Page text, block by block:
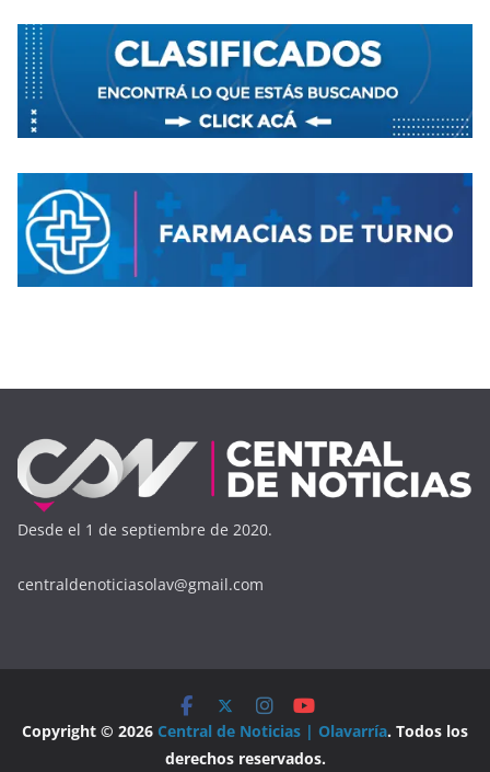
Desde el 1 de septiembre de 2020.
centraldenoticiasolav@gmail.com
Copyright © 2026 Central de Noticias | Olavarría. Todos los
derechos reservados.